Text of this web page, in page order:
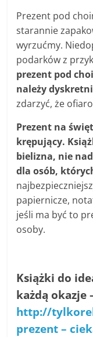
Prezent pod
starannie
wyrzućmy.
podarków z
prezent pod
należy
zdarzyć, że
Prezent na
krępujący.
bielizna, nie
dla osób,
papiernicze,
jeśli ma być to
osoby.
Książki do
każdą okazje
http://
prezent –